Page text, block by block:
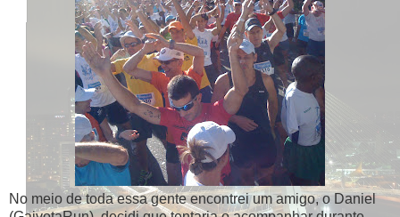
No meio de toda essa gente encontrei um amigo, o Daniel